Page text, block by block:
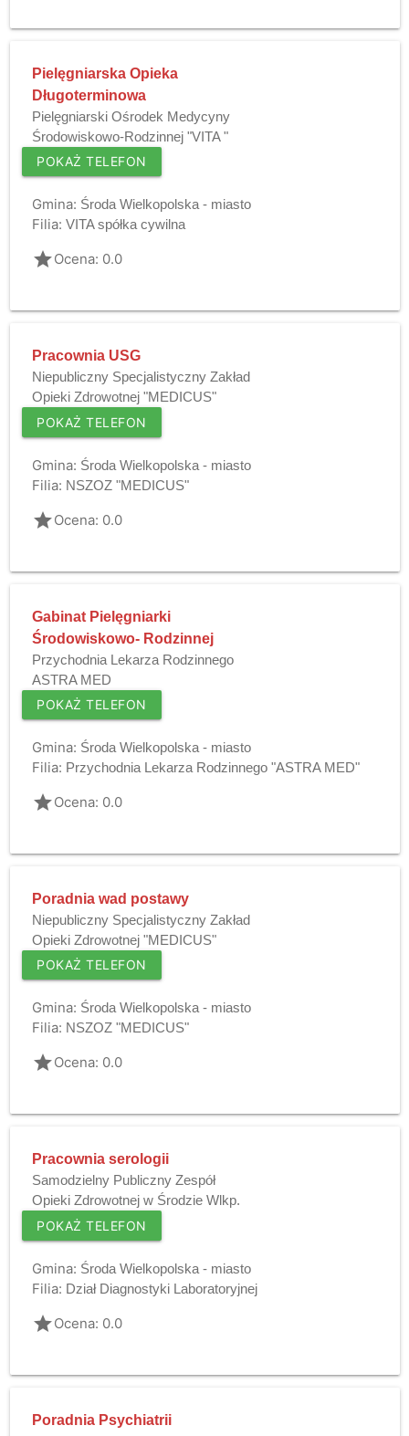
Pielęgniarska Opieka
Długoterminowa
Pielęgniarski Ośrodek Medycyny
Środowiskowo-Rodzinnej "VITA "
POKAŻ TELEFON
Gmina: Środa Wielkopolska - miasto
Filia: VITA spółka cywilna
gradeOcena: 0.0
Pracownia USG
Niepubliczny Specjalistyczny Zakład
Opieki Zdrowotnej "MEDICUS"
POKAŻ TELEFON
Gmina: Środa Wielkopolska - miasto
Filia: NSZOZ "MEDICUS"
gradeOcena: 0.0
Gabinat Pielęgniarki
Środowiskowo- Rodzinnej
Przychodnia Lekarza Rodzinnego
ASTRA MED
POKAŻ TELEFON
Gmina: Środa Wielkopolska - miasto
Filia: Przychodnia Lekarza Rodzinnego "ASTRA MED"
gradeOcena: 0.0
Poradnia wad postawy
Niepubliczny Specjalistyczny Zakład
Opieki Zdrowotnej "MEDICUS"
POKAŻ TELEFON
Gmina: Środa Wielkopolska - miasto
Filia: NSZOZ "MEDICUS"
gradeOcena: 0.0
Pracownia serologii
Samodzielny Publiczny Zespół
Opieki Zdrowotnej w Środzie Wlkp.
POKAŻ TELEFON
Gmina: Środa Wielkopolska - miasto
Filia: Dział Diagnostyki Laboratoryjnej
gradeOcena: 0.0
Poradnia Psychiatrii